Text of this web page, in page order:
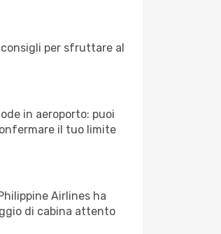
per sfruttare al
in aeroporto: puoi
il tuo limite
Airlines ha
di cabina attento